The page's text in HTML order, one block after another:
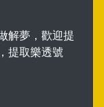
解夢，歡迎提
提取樂透號